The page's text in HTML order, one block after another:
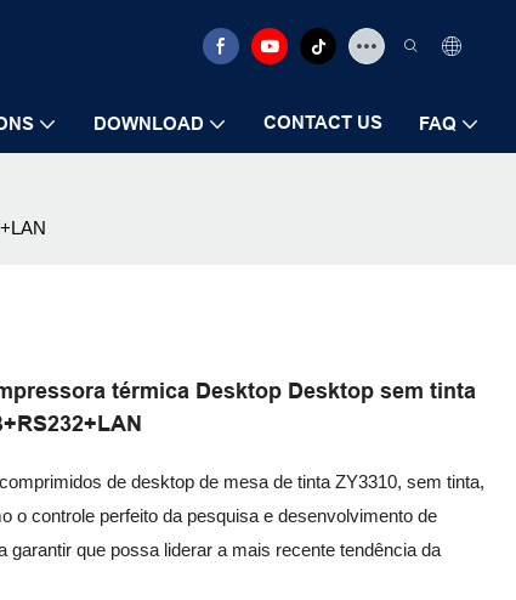
DOWNLOAD CONTACT US FAQ
térmica Desktop Desktop sem tinta
de desktop de mesa de tinta ZY3310, sem tinta,
o controle perfeito da pesquisa e desenvolvimento de
que possa liderar a mais recente tendência da